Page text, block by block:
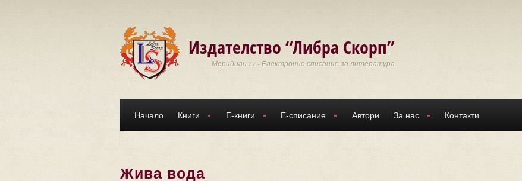
Издателство “Либра Скорп”
Меридиан 27 - Електронно списание за литература
Начало Книги Е-книги Е-списание Автори За нас Контакти
Жива вода